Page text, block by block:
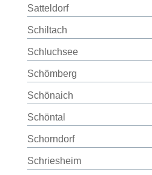
Satteldorf
Schiltach
Schluchsee
Schömberg
Schönaich
Schöntal
Schorndorf
Schriesheim